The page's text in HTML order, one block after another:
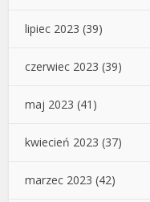
lipiec 2023 (39)
czerwiec 2023 (39)
maj 2023 (41)
kwiecień 2023 (37)
marzec 2023 (42)